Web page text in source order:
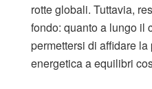
rotte globali. Tuttavia,
fondo: quanto a lungo il
permettersi di affidare
energetica a equilibri